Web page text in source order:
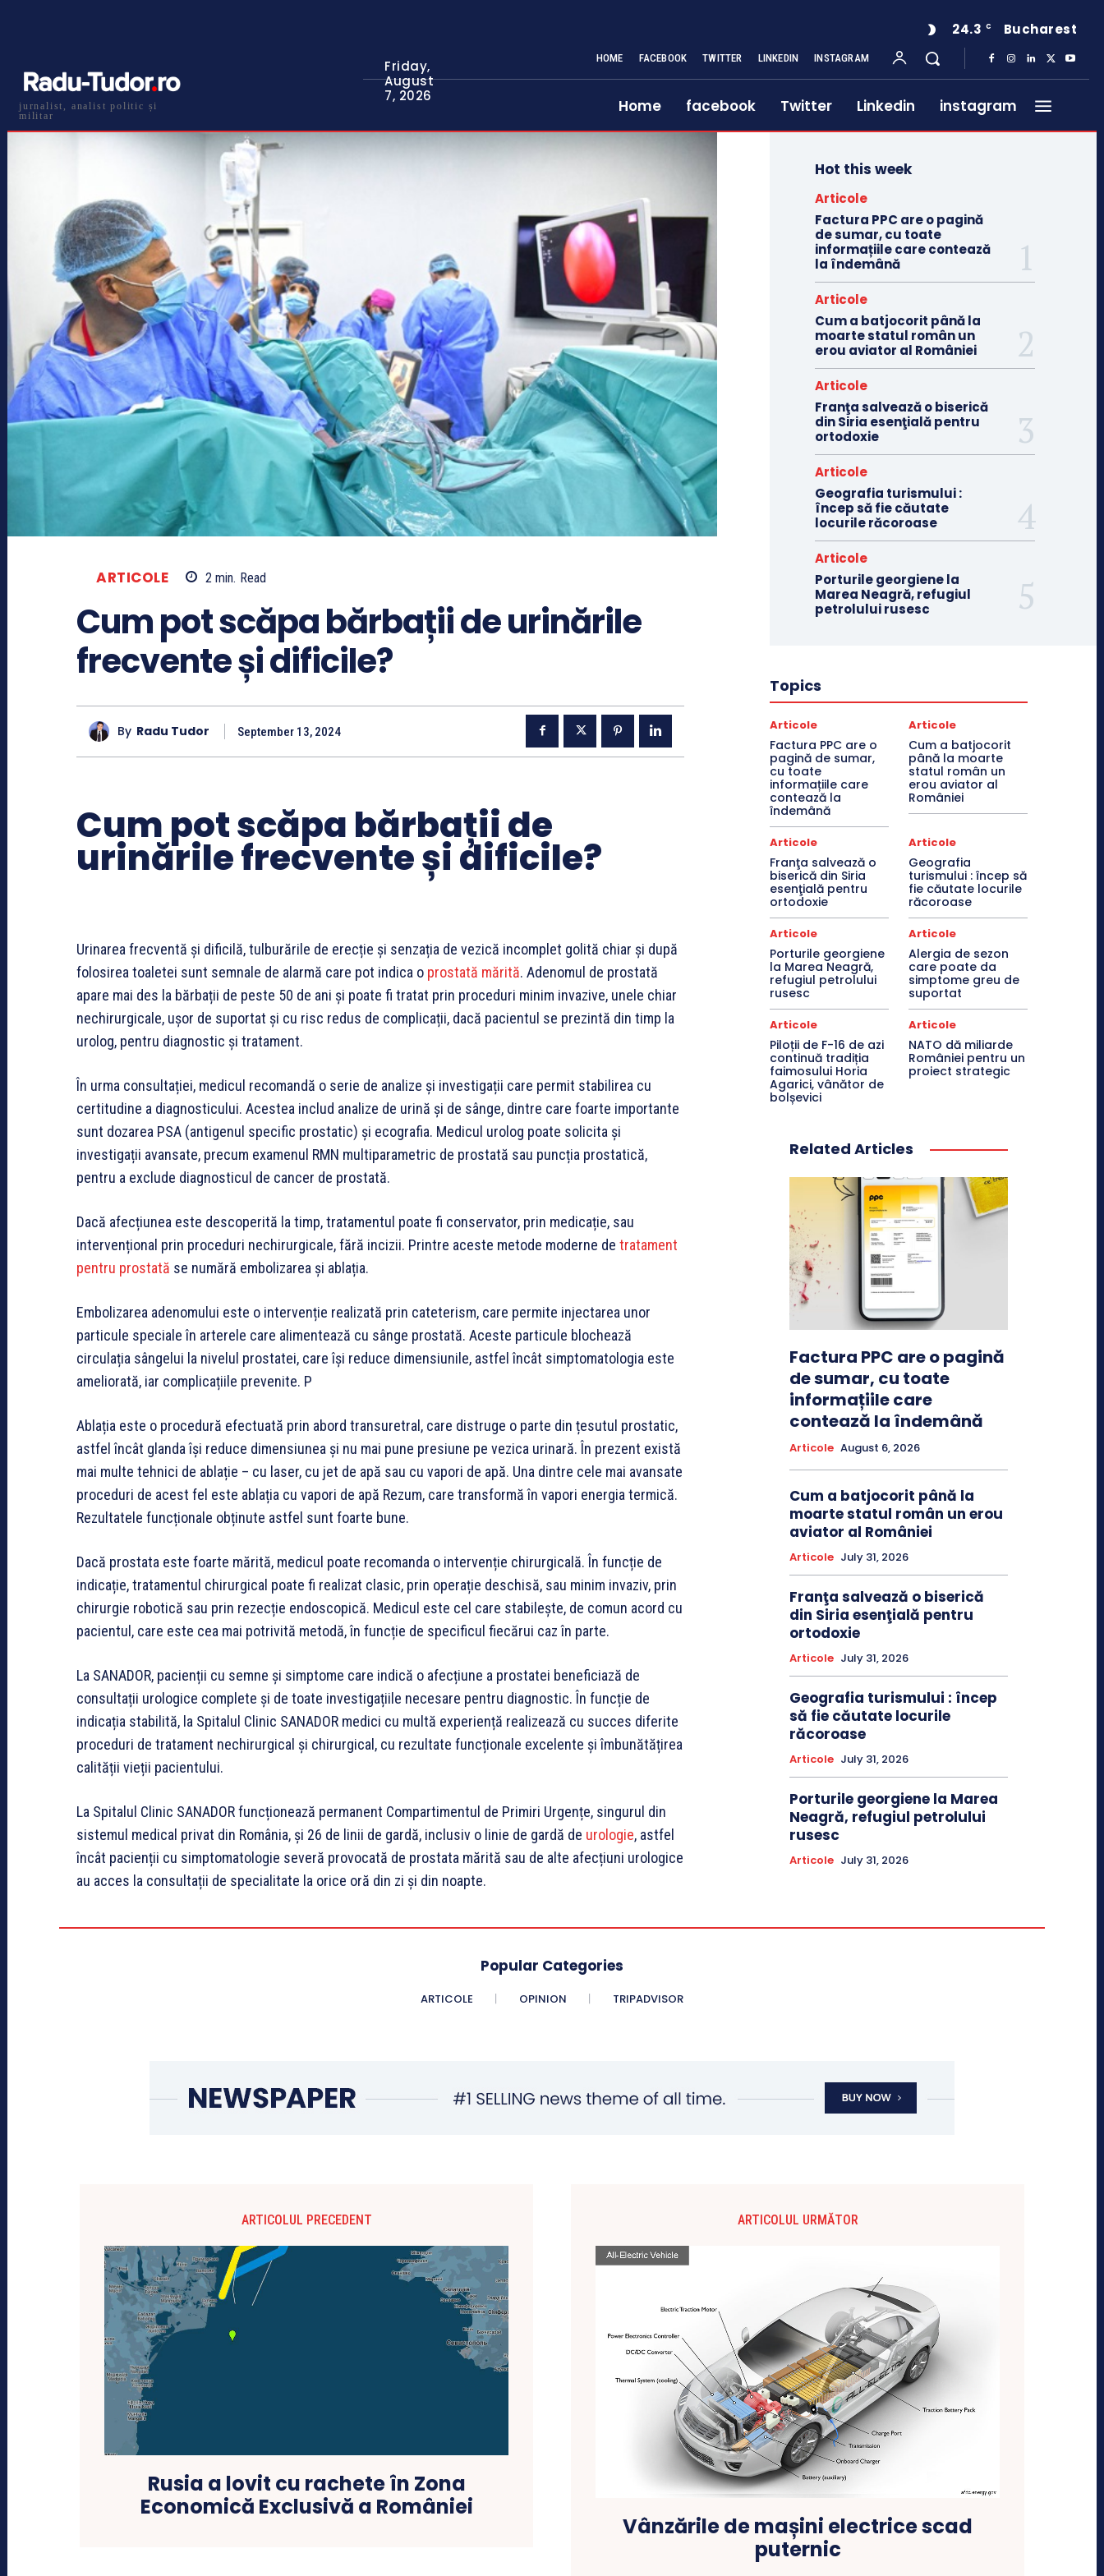
jurnalist, analist politic și
militar
Friday,
August
7, 2026
24.3 C Bucharest
HOME FACEBOOK TWITTER LINKEDIN INSTAGRAM
Home facebook Twitter Linkedin instagram
ARTICOLE 2 min. Read
Cum pot scăpa bărbații de urinările
frecvente și dificile?
By Radu Tudor September 13, 2024
Cum pot scăpa bărbații de
urinările frecvente și dificile?
Urinarea frecventă și dificilă, tulburările de erecție și senzația de vezică incomplet golită chiar și după
folosirea toaletei sunt semnale de alarmă care pot indica o prostată mărită. Adenomul de prostată
apare mai des la bărbații de peste 50 de ani și poate fi tratat prin proceduri minim invazive, unele chiar
nechirurgicale, ușor de suportat și cu risc redus de complicații, dacă pacientul se prezintă din timp la
urolog, pentru diagnostic și tratament.
În urma consultației, medicul recomandă o serie de analize și investigații care permit stabilirea cu
certitudine a diagnosticului. Acestea includ analize de urină și de sânge, dintre care foarte importante
sunt dozarea PSA (antigenul specific prostatic) și ecografia. Medicul urolog poate solicita și
investigații avansate, precum examenul RMN multiparametric de prostată sau puncția prostatică,
pentru a exclude diagnosticul de cancer de prostată.
Dacă afecțiunea este descoperită la timp, tratamentul poate fi conservator, prin medicație, sau
intervențional prin proceduri nechirurgicale, fără incizii. Printre aceste metode moderne de tratament
pentru prostată se numără embolizarea și ablația.
Embolizarea adenomului este o intervenție realizată prin cateterism, care permite injectarea unor
particule speciale în arterele care alimentează cu sânge prostată. Aceste particule blochează
circulația sângelui la nivelul prostatei, care își reduce dimensiunile, astfel încât simptomatologia este
ameliorată, iar complicațiile prevenite. P
Ablația este o procedură efectuată prin abord transuretral, care distruge o parte din țesutul prostatic,
astfel încât glanda își reduce dimensiunea și nu mai pune presiune pe vezica urinară. În prezent există
mai multe tehnici de ablație – cu laser, cu jet de apă sau cu vapori de apă. Una dintre cele mai avansate
proceduri de acest fel este ablația cu vapori de apă Rezum, care transformă în vapori energia termică.
Rezultatele funcționale obținute astfel sunt foarte bune.
Dacă prostata este foarte mărită, medicul poate recomanda o intervenție chirurgicală. În funcție de
indicație, tratamentul chirurgical poate fi realizat clasic, prin operație deschisă, sau minim invaziv, prin
chirurgie robotică sau prin rezecție endoscopică. Medicul este cel care stabilește, de comun acord cu
pacientul, care este cea mai potrivită metodă, în funcție de specificul fiecărui caz în parte.
La SANADOR, pacienții cu semne și simptome care indică o afecțiune a prostatei beneficiază de
consultații urologice complete și de toate investigațiile necesare pentru diagnostic. În funcție de
indicația stabilită, la Spitalul Clinic SANADOR medici cu multă experiență realizează cu succes diferite
proceduri de tratament nechirurgical și chirurgical, cu rezultate funcționale excelente și îmbunătățirea
calității vieții pacientului.
La Spitalul Clinic SANADOR funcționează permanent Compartimentul de Primiri Urgențe, singurul din
sistemul medical privat din România, și 26 de linii de gardă, inclusiv o linie de gardă de urologie, astfel
încât pacienții cu simptomatologie severă provocată de prostata mărită sau de alte afecțiuni urologice
au acces la consultații de specialitate la orice oră din zi și din noapte.
Hot this week
Articole
Factura PPC are o pagină
de sumar, cu toate
informațiile care contează
la îndemână
Articole
Cum a batjocorit până la
moarte statul român un
erou aviator al României
Articole
Franţa salvează o biserică
din Siria esenţială pentru
ortodoxie
Articole
Geografia turismului :
încep să fie căutate
locurile răcoroase
Articole
Porturile georgiene la
Marea Neagră, refugiul
petrolului rusesc
Topics
Articole
Factura PPC are o
pagină de sumar,
cu toate
informațiile care
contează la
îndemână
Articole
Cum a batjocorit
până la moarte
statul român un
erou aviator al
României
Articole
Franţa salvează o
biserică din Siria
esenţială pentru
ortodoxie
Articole
Geografia
turismului : încep să
fie căutate locurile
răcoroase
Articole
Porturile georgiene
la Marea Neagră,
refugiul petrolului
rusesc
Articole
Alergia de sezon
care poate da
simptome greu de
suportat
Articole
Piloții de F-16 de azi
continuă tradiția
faimosului Horia
Agarici, vânător de
bolșevici
Articole
NATO dă miliarde
României pentru un
proiect strategic
Related Articles
Factura PPC are o pagină
de sumar, cu toate
informațiile care
contează la îndemână
Articole August 6, 2026
Cum a batjocorit până la
moarte statul român un erou
aviator al României
Articole July 31, 2026
Franţa salvează o biserică
din Siria esenţială pentru
ortodoxie
Articole July 31, 2026
Geografia turismului : încep
să fie căutate locurile
răcoroase
Articole July 31, 2026
Porturile georgiene la Marea
Neagră, refugiul petrolului
rusesc
Articole July 31, 2026
Popular Categories
ARTICOLE OPINION TRIPADVISOR
ARTICOLUL PRECEDENT
Rusia a lovit cu rachete în Zona
Economică Exclusivă a României
ARTICOLUL URMĂTOR
Vânzările de mașini electrice scad
puternic